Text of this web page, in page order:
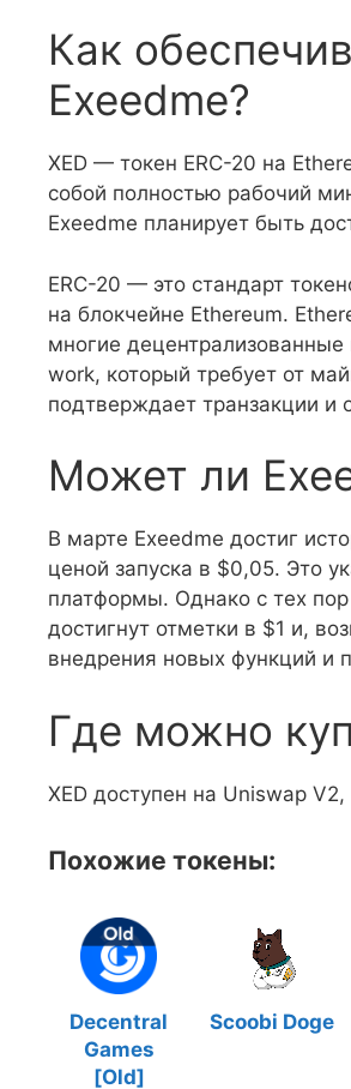
Как
Exeedme?
XED — токен ERC-20 на
собой полностью рабочий
Exeedme планирует быть
ERC-20 — это стандарт
на блокчейне Ethereum.
многие
work, который требует от
подтверждает транзакции и
Может ли
В марте Exeedme достиг
ценой запуска в $0,05. Это
платформы. Однако с тех
достигнут отметки в $1 и,
внедрения новых функций и
Где можно
XED доступен на Uniswap
Похожие токены:
Decentral
Games
[Old]
Scoobi Doge